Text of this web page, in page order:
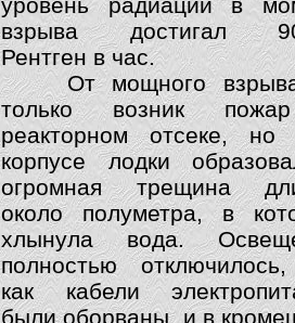
взрыва достигал
Рентген в час.
От мощного
только возник
реакторном отсеке,
корпусе лодки
огромная трещина
около полуметра, в
хлынула вода.
полностью
как кабели
были оборваны, и в